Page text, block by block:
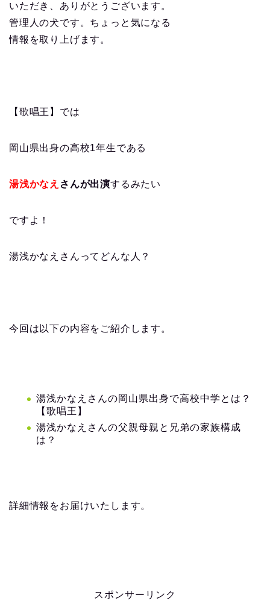
いただき、ありがとうございます。
管理人の犬です。ちょっと気になる
情報を取り上げます。
【歌唱王】では
岡山県出身の高校1年生である
湯浅かなえ さんが出演するみたい
ですよ！
湯浅かなえさんってどんな人？
今回は以下の内容をご紹介します。
湯浅かなえさんの岡山県出身で高校中学とは？
【歌唱王】
湯浅かなえさんの父親母親と兄弟の家族構成
は？
詳細情報をお届けいたします。
スポンサーリンク